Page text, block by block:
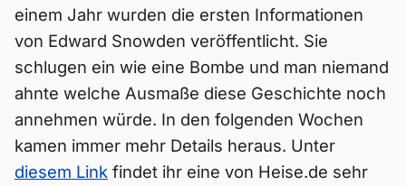
einem Jahr wurden die ersten Informationen
von Edward Snowden veröffentlicht. Sie
schlugen ein wie eine Bombe und man niemand
ahnte welche Ausmaße diese Geschichte noch
annehmen würde. In den folgenden Wochen
kamen immer mehr Details heraus. Unter
diesem Link findet ihr eine von Heise.de sehr